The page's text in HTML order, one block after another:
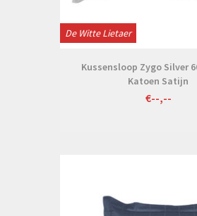
De Witte Lietaer
Kussensloop Zygo Silver
Katoen Satijn
€--,--